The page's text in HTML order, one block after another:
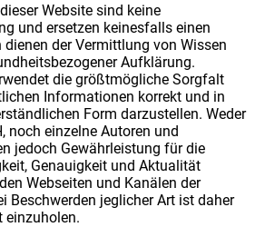
Website sind keine
und ersetzen keinesfalls einen
der Vermittlung von Wissen
Aufklärung.
die größtmögliche Sorgfalt
Informationen korrekt und in
Form darzustellen. Weder
noch einzelne Autoren und
jedoch Gewährleistung für die
Genauigkeit und Aktualität
Webseiten und Kanälen der
Beschwerden jeglicher Art ist daher
einzuholen.